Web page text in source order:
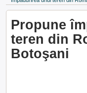
Propune
teren din
Botoşani